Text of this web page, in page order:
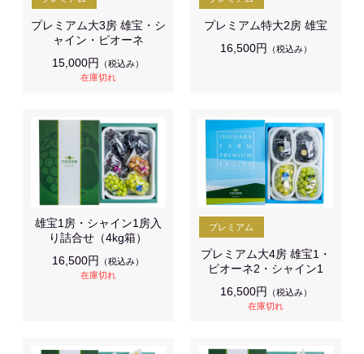
プレミアム大3房 雄宝・シ
ャイン・ピオーネ
15,000円
（税込み）
在庫切れ
プレミアム特大2房 雄宝
16,500円
（税込み）
雄宝1房・シャイン1房入
り詰合せ（4kg箱）
16,500円
（税込み）
在庫切れ
プレミアム大4房 雄宝1・
ピオーネ2・シャイン1
16,500円
（税込み）
在庫切れ